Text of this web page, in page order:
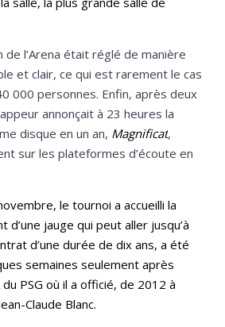
de l’Arena était réglé de manière
et clair, ce qui est rarement le cas
000 personnes. Enfin, après deux
annonçait à 23 heures la
disque en un an, Magnificat,
sur les plateformes d’écoute en
le tournoi a accueilli la
jauge qui peut aller jusqu’à
d’une durée de dix ans, a été
semaines seulement après
du PSG où il a officié, de 2012 à
Claude Blanc.